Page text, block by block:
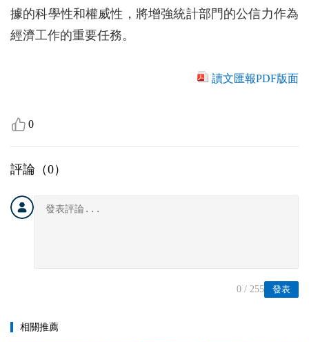
據的科學性和權威性，將增強統計部門的公信力作為
經濟工作的重要任務。
讀文匯報PDF版面
0
評論（0）
發表
0 / 255
相關推薦